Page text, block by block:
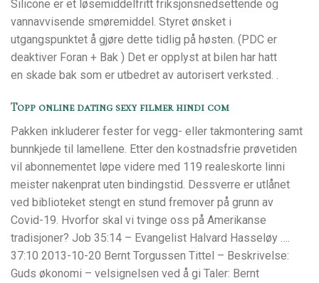
Silicone er et løsemiddelfritt friksjonsnedsettende og
vannavvisende smøremiddel. Styret ønsket i
utgangspunktet å gjøre dette tidlig på høsten. (PDC er
deaktiver Foran + Bak ) Det er opplyst at bilen har hatt
en skade bak som er utbedret av autorisert verksted. .
Topp online dating sexy filmer hindi com
Pakken inkluderer fester for vegg- eller takmontering samt
bunnkjede til lamellene. Etter den kostnadsfrie prøvetiden
vil abonnementet løpe videre med 119 realeskorte linni
meister nakenprat uten bindingstid. Dessverre er utlånet
ved biblioteket stengt en stund fremover på grunn av
Covid-19. Hvorfor skal vi tvinge oss på Amerikanse
tradisjoner? Job 35:14 – Evangelist Halvard Hasseløy ….
37:10 2013-10-20 Bernt Torgussen Tittel – Beskrivelse:
Guds økonomi – velsignelsen ved å gi Taler: Bernt